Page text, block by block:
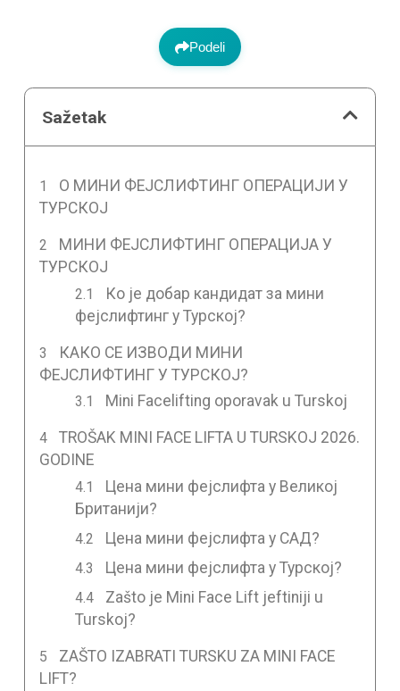
Podeli
Sažetak
О МИНИ ФЕЈСЛИФТИНГ ОПЕРАЦИЈИ У
ТУРСКОЈ
МИНИ ФЕЈСЛИФТИНГ ОПЕРАЦИЈА У
ТУРСКОЈ
Ко је добар кандидат за мини
фејслифтинг у Турској?
КАКО СЕ ИЗВОДИ МИНИ
ФЕЈСЛИФТИНГ У ТУРСКОЈ?
Mini Facelifting oporavak u Turskoj
TROŠAK MINI FACE LIFTA U TURSKOJ 2026.
GODINE
Цена мини фејслифта у Великој
Британији?
Цена мини фејслифта у САД?
Цена мини фејслифта у Турској?
Zašto je Mini Face Lift jeftiniji u
Turskoj?
ZAŠTO IZABRATI TURSKU ZA MINI FACE
LIFT?